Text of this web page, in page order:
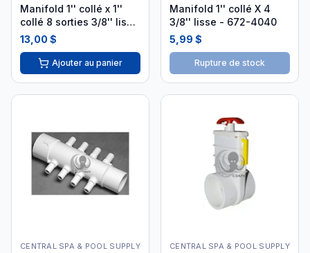
Manifold 1'' collé x 1''
collé 8 sorties 3/8'' lisse
672-5070 i26
13,00 $
Ajouter au panier
Manifold 1'' collé X 4
3/8'' lisse - 672-4040
5,99 $
Rupture de stock
CENTRAL SPA & POOL SUPPLY CENTRAL SPA & POOL SUPPLY